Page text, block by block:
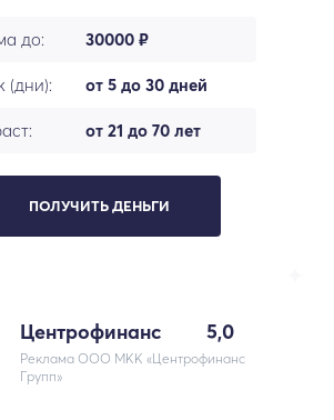
до: 30000 ₽
(дни): от 5 до 30 дней
от 21 до 70 лет
ПОЛУЧИТЬ ДЕНЬГИ
Центрофинанс 5,0
Реклама ООО МКК «Центрофинанс
Групп»